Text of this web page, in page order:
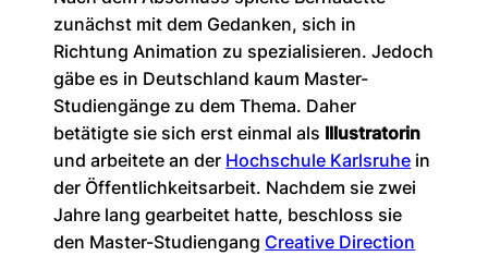
zunächst mit dem Gedanken, sich in
Richtung Animation zu spezialisieren. Jedoch
gäbe es in Deutschland kaum Master-
Studiengänge zu dem Thema. Daher
betätigte sie sich erst einmal als Illustratorin
und arbeitete an der Hochschule Karlsruhe in
der Öffentlichkeitsarbeit. Nachdem sie zwei
Jahre lang gearbeitet hatte, beschloss sie
den Master-Studiengang Creative Direction